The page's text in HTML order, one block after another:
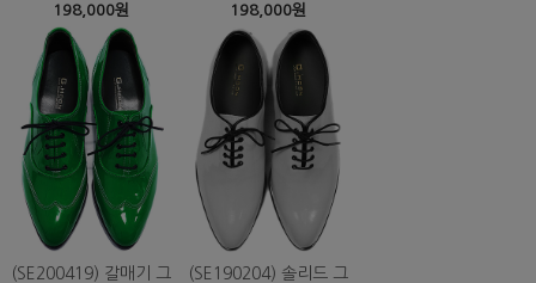
198,000원 198,000원
(SE200419) 갈매기 그
(SE190204) 솔리드 그